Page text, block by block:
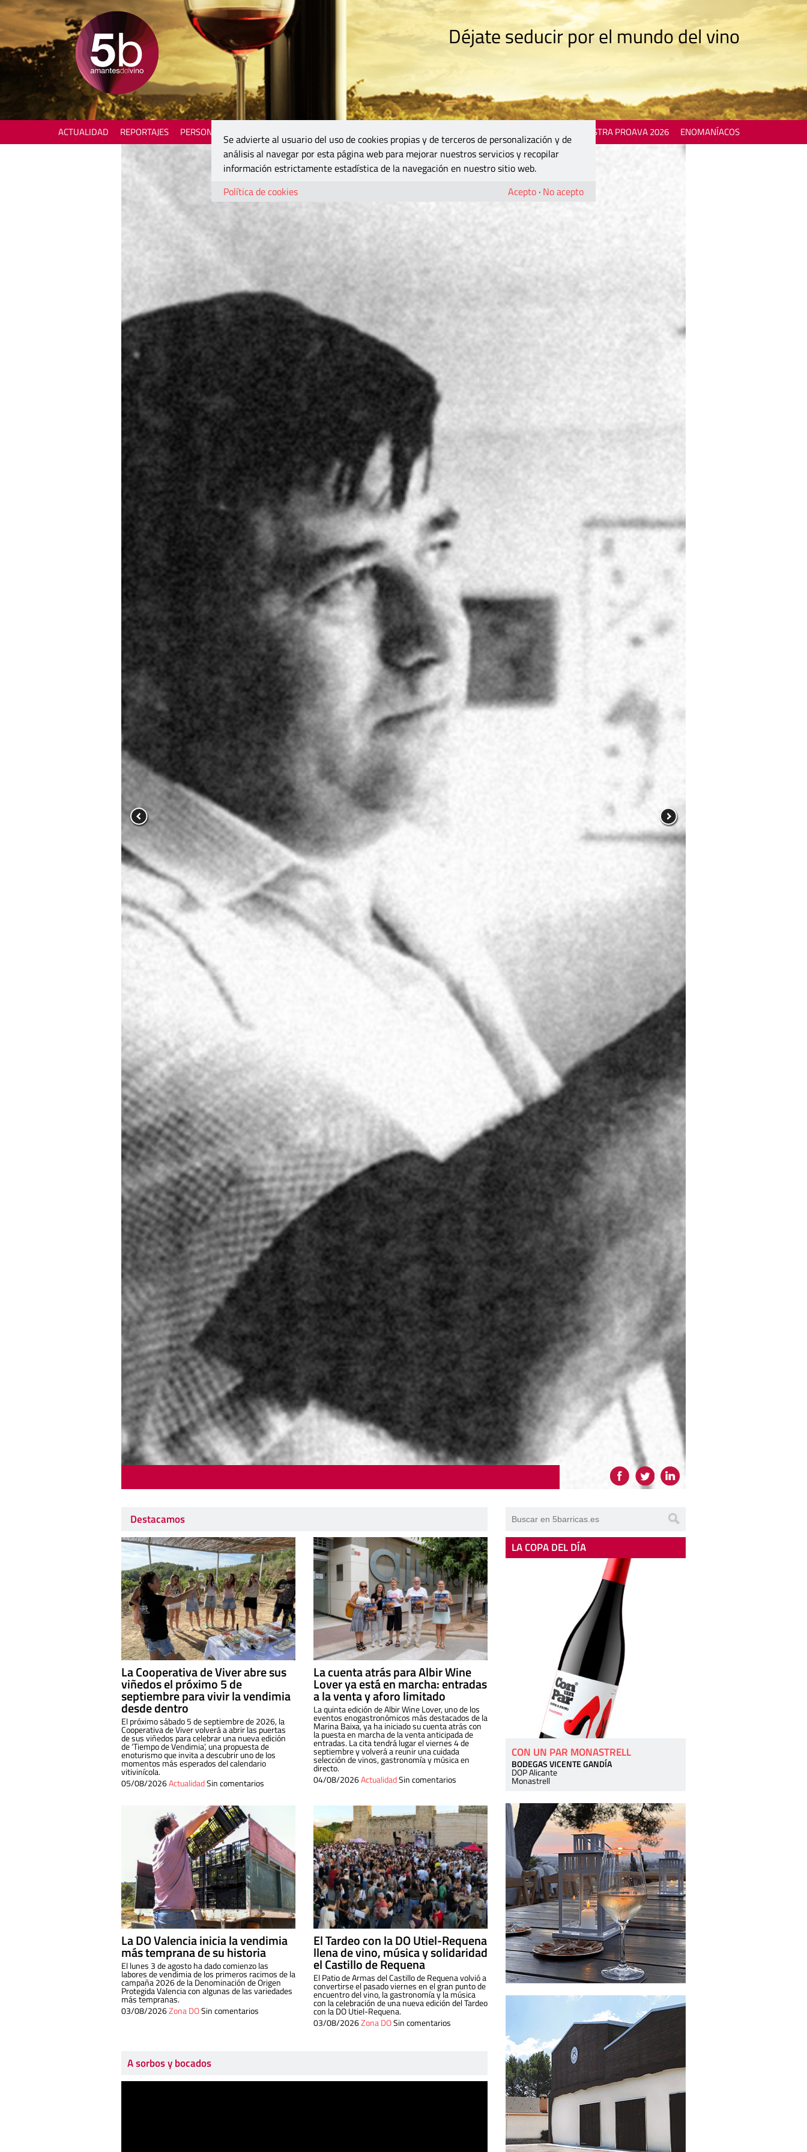
Déjate seducir por el mundo del vino
ACTUALIDAD REPORTAJES PERSONAJES MOSTRA PROAVA 2026 ENOMANÍACOS
Destacamos
La Cooperativa de Viver abre sus
viñedos el próximo 5 de
septiembre para vivir la vendimia
desde dentro
El próximo sábado 5 de septiembre de 2026, la
Cooperativa de Viver volverá a abrir las puertas
de sus viñedos para celebrar una nueva edición
de ‘Tiempo de Vendimia’, una propuesta de
enoturismo que invita a descubrir uno de los
momentos más esperados del calendario
vitivinícola.
05/08/2026ActualidadSin comentarios
La cuenta atrás para Albir Wine
Lover ya está en marcha: entradas
a la venta y aforo limitado
La quinta edición de Albir Wine Lover, uno de los
eventos enogastronómicos más destacados de la
Marina Baixa, ya ha iniciado su cuenta atrás con
la puesta en marcha de la venta anticipada de
entradas. La cita tendrá lugar el viernes 4 de
septiembre y volverá a reunir una cuidada
selección de vinos, gastronomía y música en
directo.
04/08/2026ActualidadSin comentarios
La DO Valencia inicia la vendimia
más temprana de su historia
El lunes 3 de agosto ha dado comienzo las
labores de vendimia de los primeros racimos de la
campaña 2026 de la Denominación de Origen
Protegida Valencia con algunas de las variedades
más tempranas.
03/08/2026Zona DOSin comentarios
El Tardeo con la DO Utiel-Requena
llena de vino, música y solidaridad
el Castillo de Requena
El Patio de Armas del Castillo de Requena volvió a
convertirse el pasado viernes en el gran punto de
encuentro del vino, la gastronomía y la música
con la celebración de una nueva edición del Tardeo
con la DO Utiel-Requena.
03/08/2026Zona DOSin comentarios
A sorbos y bocados
LA COPA DEL DÍA
CON UN PAR MONASTRELL
BODEGAS VICENTE GANDÍA
DOP Alicante
Monastrell
Se advierte al usuario del uso de cookies propias y de terceros de personalización y de
análisis al navegar por esta página web para mejorar nuestros servicios y recopilar
información estrictamente estadística de la navegación en nuestro sitio web.
Política de cookies
Acepto · No acepto